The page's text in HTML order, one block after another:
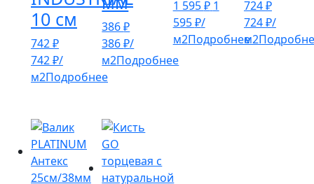
10 см
742₽
742₽/
м2Подробнее
386₽
386₽/
м2Подробнее
1 595₽ 1
595₽/
м2Подробнее
724₽
724₽/
м2